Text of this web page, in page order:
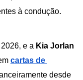
à condução.
e a Kia Jorlan
cartas de
desde